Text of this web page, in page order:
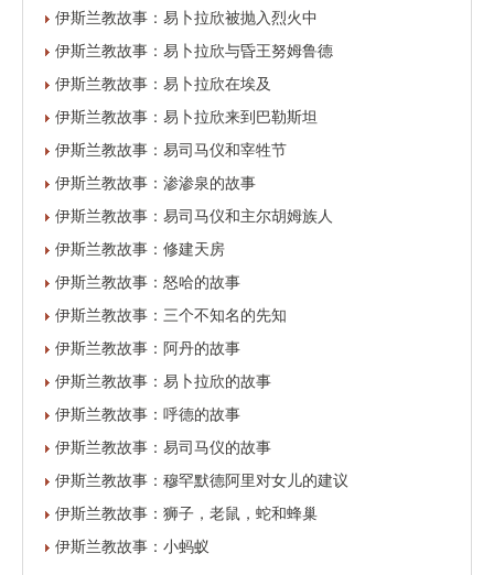
伊斯兰教故事：易卜拉欣被抛入烈火中
伊斯兰教故事：易卜拉欣与昏王努姆鲁德
伊斯兰教故事：易卜拉欣在埃及
伊斯兰教故事：易卜拉欣来到巴勒斯坦
伊斯兰教故事：易司马仪和宰牲节
伊斯兰教故事：渗渗泉的故事
伊斯兰教故事：易司马仪和主尔胡姆族人
伊斯兰教故事：修建天房
伊斯兰教故事：怒哈的故事
伊斯兰教故事：三个不知名的先知
伊斯兰教故事：阿丹的故事
伊斯兰教故事：易卜拉欣的故事
伊斯兰教故事：呼德的故事
伊斯兰教故事：易司马仪的故事
伊斯兰教故事：穆罕默德阿里对女儿的建议
伊斯兰教故事：狮子，老鼠，蛇和蜂巢
伊斯兰教故事：小蚂蚁